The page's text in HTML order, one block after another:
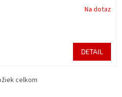
Na dotaz
DETAIL
Ocelkom